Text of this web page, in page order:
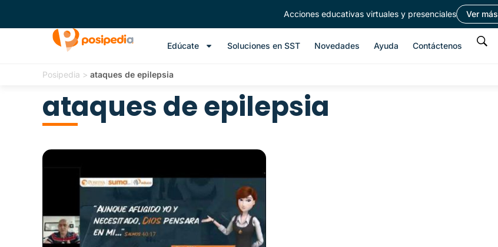
Acciones educativas virtuales y presenciales Ver más
Edúcate Soluciones en SST Novedades Ayuda Contáctenos
Posipedia > ataques de epilepsia
ataques de epilepsia